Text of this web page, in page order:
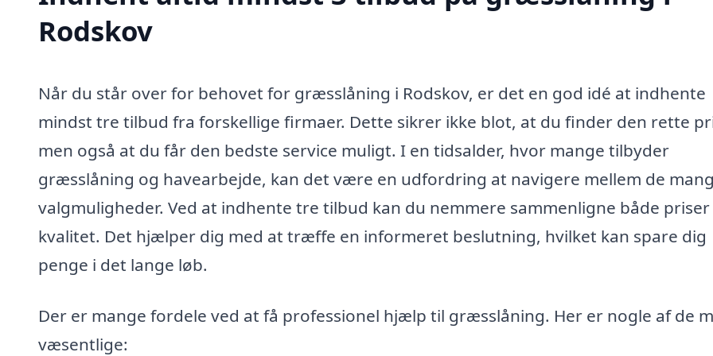
Rodskov
Når du står over for behovet for græsslåning i Rodskov, er det en god idé at indhente
mindst tre tilbud fra forskellige firmaer. Dette sikrer ikke blot, at du finder den rette
men også at du får den bedste service muligt. I en tidsalder, hvor mange tilbyder
græsslåning og havearbejde, kan det være en udfordring at navigere mellem de
valgmuligheder. Ved at indhente tre tilbud kan du nemmere sammenligne både priser
kvalitet. Det hjælper dig med at træffe en informeret beslutning, hvilket kan spare dig
penge i det lange løb.
Der er mange fordele ved at få professionel hjælp til græsslåning. Her er nogle af de
væsentlige: